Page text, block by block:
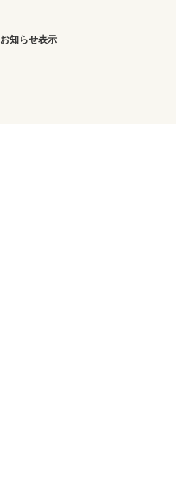
お知らせ表示